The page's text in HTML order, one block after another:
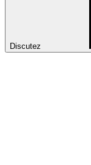
Discutez